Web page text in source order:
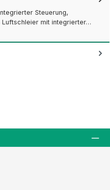
Steuerung,
Luftschleier mit integrierter…